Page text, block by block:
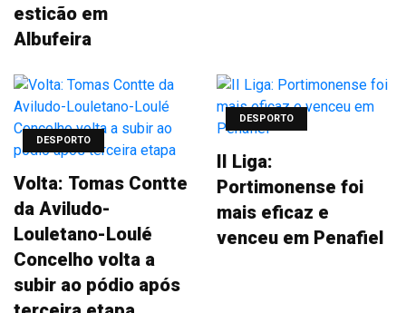
esticão em
Albufeira
DESPORTO
Volta: Tomas Contte
da Aviludo-
Louletano-Loulé
Concelho volta a
subir ao pódio após
DESPORTO
II Liga:
Portimonense foi
mais eficaz e
venceu em Penafiel